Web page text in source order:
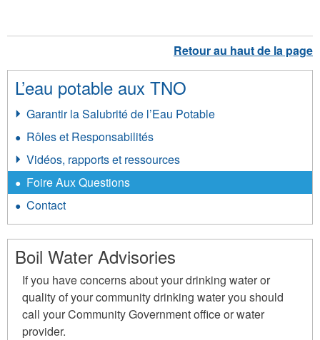
L’eau potable aux TNO
Garantir la Salubrité de l’Eau Potable
Rôles et Responsabilités
Vidéos, rapports et ressources
Foire Aux Questions
Contact
Boil Water Advisories
If you have concerns about your drinking water or
quality of your community drinking water you should
call your Community Government office or water
provider.